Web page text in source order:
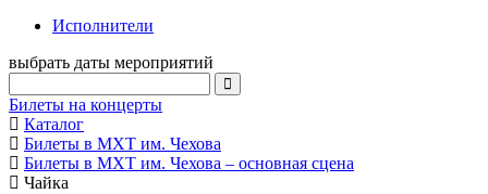
Исполнители
выбрать даты мероприятий
Билеты на концерты
Каталог
Билеты в МХТ им. Чехова
Билеты в МХТ им. Чехова – основная сцена
Чайка